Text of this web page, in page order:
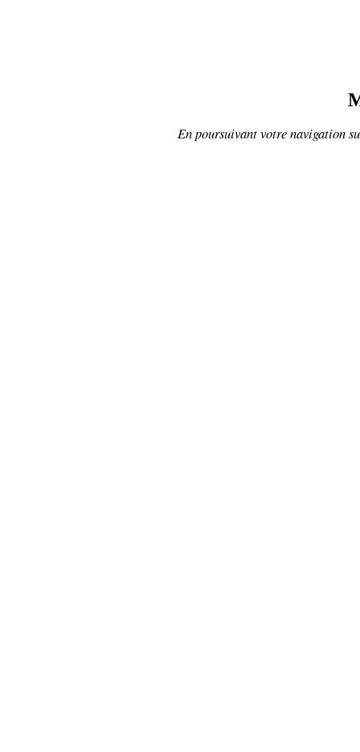
En poursuivant votre navigation